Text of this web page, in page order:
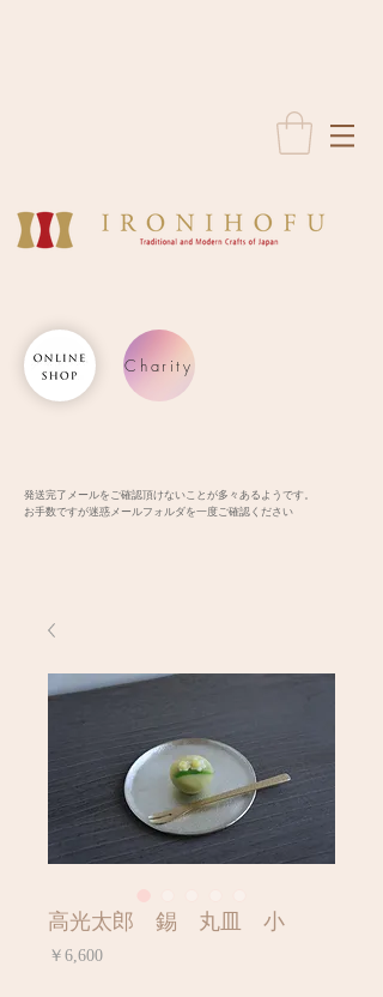
Charity
発送完了メールをご確認頂けないことが多々あるようです。
お手数ですが迷惑メールフォルダを一度ご確認ください​
高光太郎 錫 丸皿 小
￥6,600価